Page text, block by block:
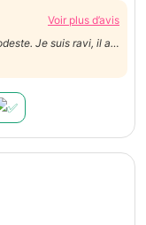
Voir plus d’avis
Je suis ravi, il a
comme
MERCI, Taha